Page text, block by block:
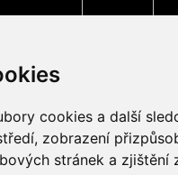
cookies a další
zobrazení
stránek a zjištění